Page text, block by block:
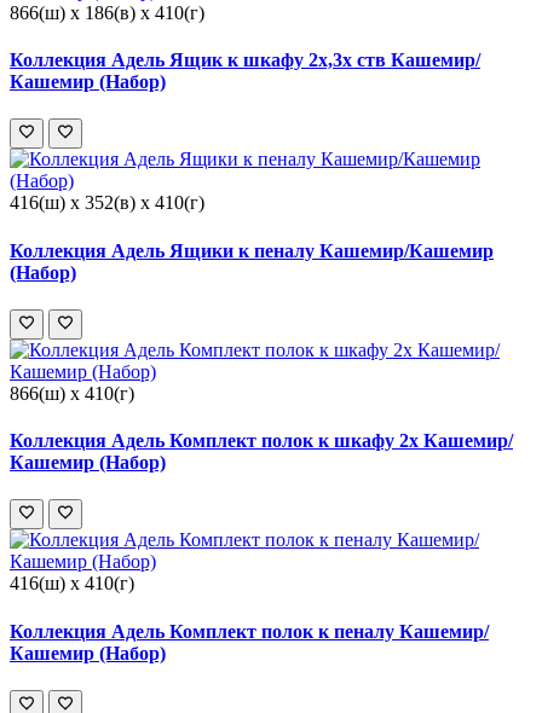
866(ш) x 186(в) x 410(г)
Коллекция Адель Ящик к шкафу 2х,3х ств Кашемир/
Кашемир (Набор)
416(ш) x 352(в) x 410(г)
Коллекция Адель Ящики к пеналу Кашемир/Кашемир
(Набор)
866(ш) x 410(г)
Коллекция Адель Комплект полок к шкафу 2х Кашемир/
Кашемир (Набор)
416(ш) x 410(г)
Коллекция Адель Комплект полок к пеналу Кашемир/
Кашемир (Набор)